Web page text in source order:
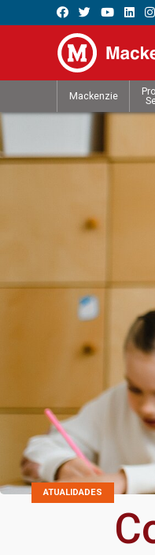
Mackenzie
ATUALIDADES